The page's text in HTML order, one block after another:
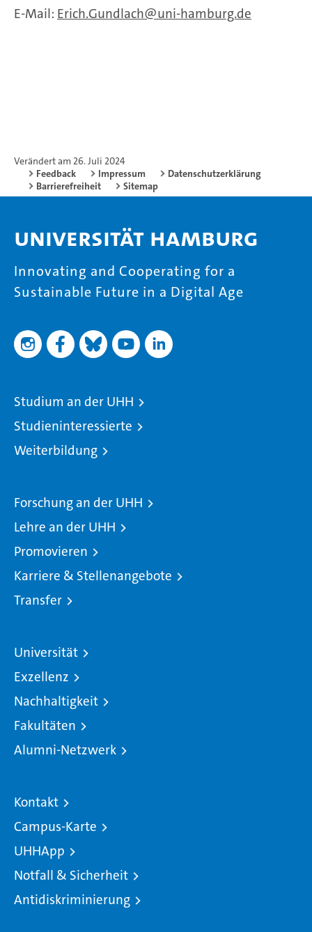
E-Mail: Erich.Gundlach uni-hamburg.de
Verändert am 26. Juli 2024
Feedback
Impressum
Datenschutzerklärung
Barrierefreiheit
Sitemap
Universität Hamburg
Innovating and Cooperating for a
Sustainable Future in a Digital Age
Studium an der UHH
Studieninteressierte
Weiterbildung
Forschung an der UHH
Lehre an der UHH
Promovieren
Karriere & Stellenangebote
Transfer
Universität
Exzellenz
Nachhaltigkeit
Fakultäten
Alumni-Netzwerk
Kontakt
Campus-Karte
UHHApp
Notfall & Sicherheit
Antidiskriminierung